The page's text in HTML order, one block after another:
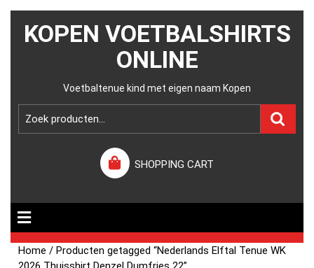
KOPEN VOETBALSHIRTS
ONLINE
Voetbaltenue kind met eigen naam Kopen
SHOPPING CART
Home / Producten getagged “Nederlands Elftal Tenue WK